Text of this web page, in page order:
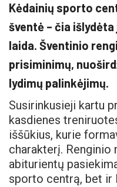
Kėdainių sporto
šventė – čia
laida. Šventinio
prisiminimų,
lydimų palinkėjimų.
Susirinkusieji kartu
kasdienes
iššūkius, kurie
charakterį. Renginio
abiturientų
sporto centrą, bet ir